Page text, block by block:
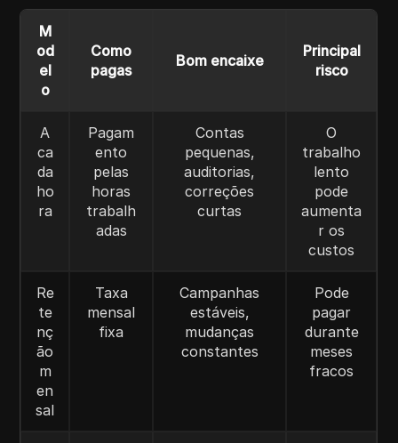
M
od
el
o
Como
pagas
Bom encaixe
Principal
risco
A
ca
da
ho
ra
Pagam
ento
pelas
horas
trabalh
adas
Contas
pequenas,
auditorias,
correções
curtas
O
trabalho
lento
pode
aumenta
r os
custos
Re
te
nç
ão
m
en
sal
Taxa
mensal
fixa
Campanhas
estáveis,
mudanças
constantes
Pode
pagar
durante
meses
fracos